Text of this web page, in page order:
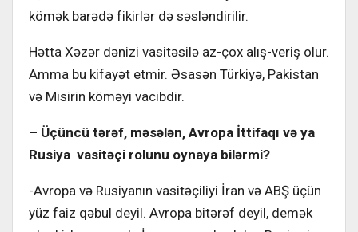
kömək barədə fikirlər də səsləndirilir.
Hətta Xəzər dənizi vasitəsilə az-çox alış-veriş olur.
Amma bu kifayət etmir. Əsasən Türkiyə, Pakistan
və Misirin köməyi vacibdir.
– Üçüncü tərəf, məsələn, Avropa İttifaqı və ya
Rusiya vasitəçi rolunu oynaya bilərmi?
-Avropa və Rusiyanın vasitəçiliyi İran və ABŞ üçün
yüz faiz qəbul deyil. Avropa bitərəf deyil, demək